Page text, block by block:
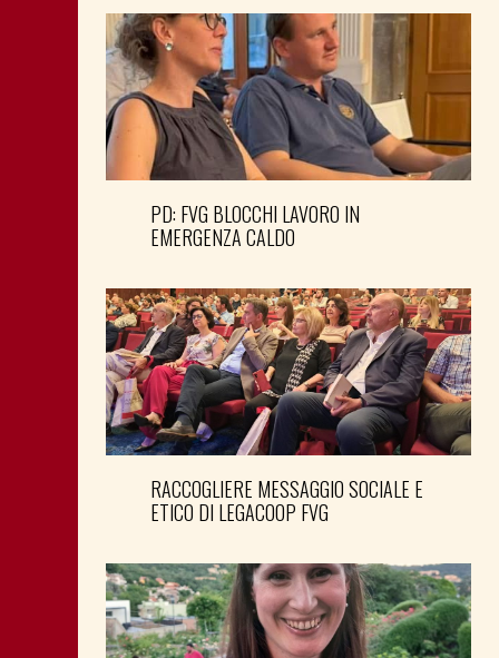
PD: FVG BLOCCHI LAVORO IN
EMERGENZA CALDO
RACCOGLIERE MESSAGGIO SOCIALE E
ETICO DI LEGACOOP FVG